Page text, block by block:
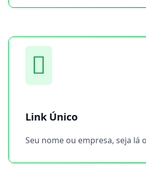
Link Único
Seu nome ou empresa, seja lá